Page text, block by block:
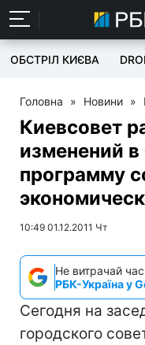
ОБСТРІЛ КИЄВА
Головна » Новини »
Киевсовет
изменений
программу
10:49 01.12.2011 Чт
Не витрачай
РБК-Україна у
Сегодня на
городского